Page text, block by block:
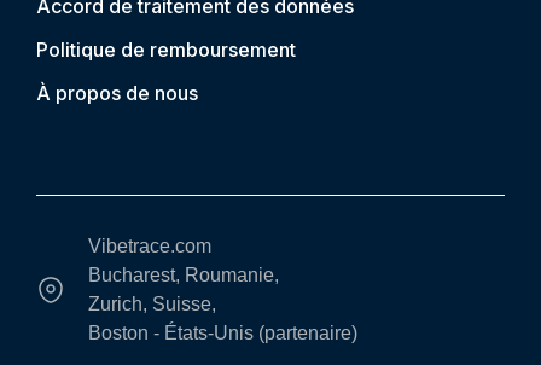
Accord de traitement des données
Politique de remboursement
À propos de nous
Vibetrace.com
Bucharest, Roumanie,
Zurich, Suisse,
Boston - États-Unis (partenaire)